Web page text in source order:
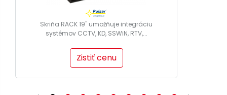
Skriňa RACK 19" umožňuje integráciu
systémov CCTV, KD, SSWiN, RTV,...
Zistiť cenu